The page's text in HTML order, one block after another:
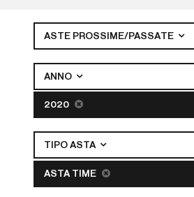
ASTE PROSSIME/PASSATE
ANNO
2020
TIPO ASTA
ASTA TIME